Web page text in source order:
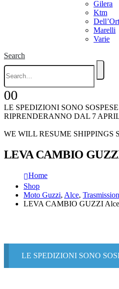
Gilera
Ktm
Marelli
Varie
Search
00
LE SPEDIZIONI SONO
RIPRENDERANNO DAL 7
WE WILL RESUME SHIPPINGS
LEVA CAMBIO
Home
Shop
Moto Guzzi, Alce,
LEVA CAMBIO GUZZI Alce
LE SPEDIZIONI SONO